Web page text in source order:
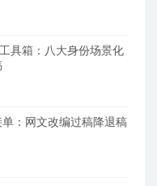
具箱：八大身份场景化
：网文改编过稿降退稿